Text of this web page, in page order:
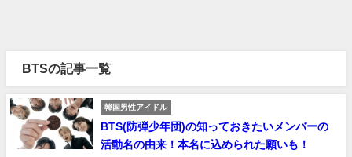
BTSの記事一覧
韓国男性アイドル
BTS(防弾少年団)の知っておきたいメンバーの
活動名の由来！本名に込められた願いも！